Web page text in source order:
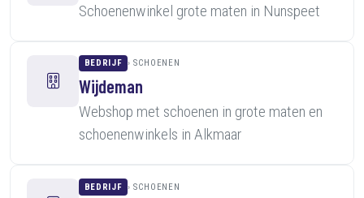
Schoenenwinkel grote maten in Nunspeet
BEDRIJF SCHOENEN
Wijdeman
Webshop met schoenen in grote maten en
schoenenwinkels in Alkmaar
BEDRIJF SCHOENEN